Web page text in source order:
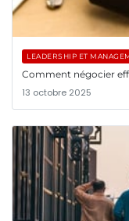
LEADERSHIP ET
Comment négocier
13 octobre 2025